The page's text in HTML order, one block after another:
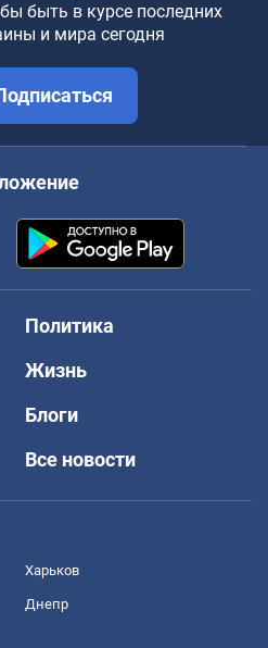
быть в курсе последних
и мира сегодня
Политика
Жизнь
Блоги
Все новости
Харьков
Днепр